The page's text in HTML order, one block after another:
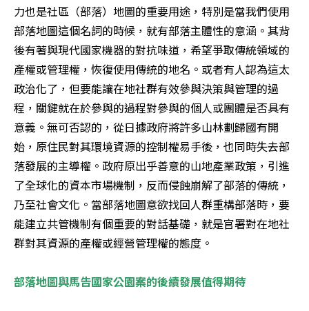
力也是社區（部落）地圖的重要用途，特別是當我們使用
部落地圖這個名詞的時候，就有部落主體性的意涵。其背
後有著與現代國家機器的對抗味道，希望爭取傳統領域的
產權或管理權，恢復使用傳統的地名。或者有人認為這太
政治化了，但要能讓在地社群有效參與決策與管理的過
程，關鍵就在於參與的過程對參與的個人或團體是否具有
意義。無可否認的，從日據政府將許多山林劃歸國有開
始，原住民對其環境資源的控制權易手後，也同時失去部
落發展的主導權。政府原出乎善意的山地產業政策，引進
了全球化的資本市場機制，反而侵蝕崩解了部落的傳統，
乃至社會文化。當部落地圖意欲找回人群重構部落時，要
能建立共管機制有個重要的對話基礎，就是官署對在地社
群對其資源的產權或經營管理權的態度。
部落地圖與馬告國家公園案的後續發展值得期待